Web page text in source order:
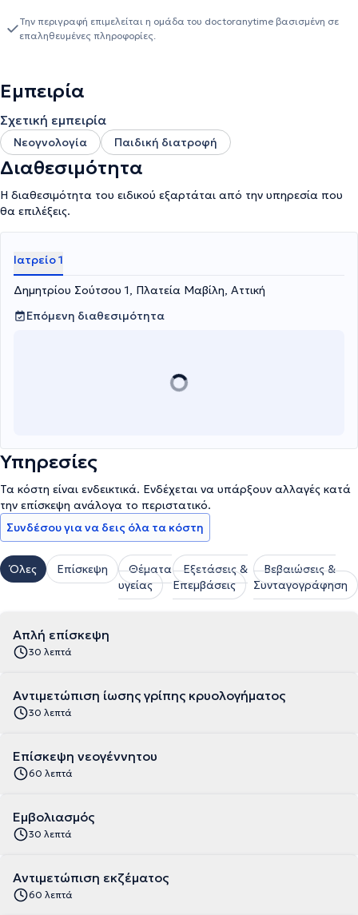
νεογνολογίας, εξειδικεύτηκε στην Παιδογαστρεντερολογία, την
Τροφική Αλλεργία και τη Διατροφή. Διετέλεσε υπεύθυνη
ιδιωτικό ιατρείο στην Πλατεία Μαβίλη και εξυπηρετεί επίσης
κατοίκον.
Την περιγραφή επιμελείται η ομάδα του doctoranytime βασισμένη σε
επαληθευμένες πληροφορίες.
Εμπειρία
Σχετική εμπειρία
Νεογνολογία Παιδική διατροφή
Διαθεσιμότητα
Η διαθεσιμότητα του ειδικού εξαρτάται από την υπηρεσία που
θα επιλέξεις.
Ιατρείο 1
Δημητρίου Σούτσου 1, Πλατεία Μαβίλη, Αττική
Επόμενη διαθεσιμότητα
Υπηρεσίες
Τα κόστη είναι ενδεικτικά. Ενδέχεται να υπάρξουν αλλαγές κατά
την επίσκεψη ανάλογα το περιστατικό.
Συνδέσου για να δεις όλα τα κόστη
Όλες Επίσκεψη
Θέματα
υγείας
Εξετάσεις &
Επεμβάσεις
Βεβαιώσεις &
Συνταγογράφηση
Απλή επίσκεψη
30 λεπτά
Αντιμετώπιση ίωσης γρίπης κρυολογήματος
30 λεπτά
Επίσκεψη νεογέννητου
60 λεπτά
Εμβολιασμός
30 λεπτά
Αντιμετώπιση εκζέματος
60 λεπτά